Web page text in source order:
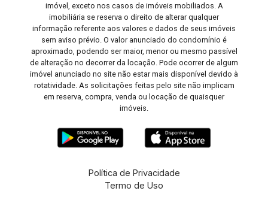
imóvel, exceto nos casos de imóveis mobiliados. A
imobiliária se reserva o direito de alterar qualquer
informação referente aos valores e dados de seus imóveis
sem aviso prévio. O valor anunciado do condomínio é
aproximado, podendo ser maior, menor ou mesmo passível
de alteração no decorrer da locação. Pode ocorrer de algum
imóvel anunciado no site não estar mais disponível devido à
rotatividade. As solicitações feitas pelo site não implicam
em reserva, compra, venda ou locação de quaisquer
imóveis.
Política de Privacidade
Termo de Uso